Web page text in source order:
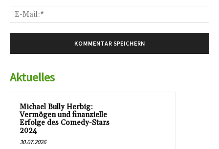
Aktuelles
Michael Bully Herbig:
Vermögen und finanzielle
Erfolge des Comedy-Stars
2024
30.07.2026